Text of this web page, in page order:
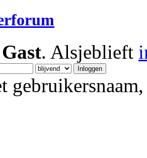
Gast. Alsjeblieft